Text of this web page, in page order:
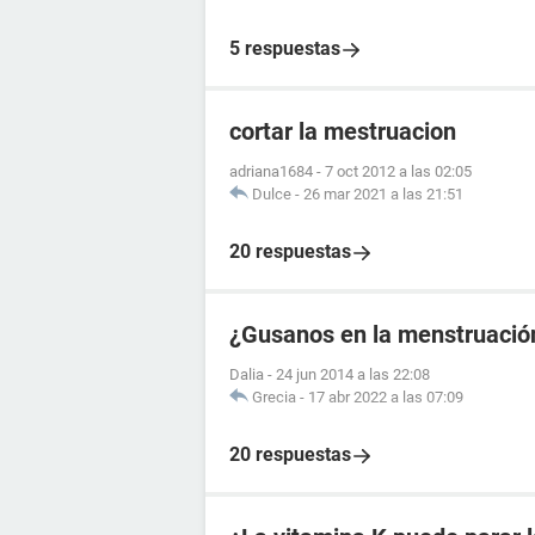
5 respuestas
cortar la mestruacion
adriana1684 - 7 oct 2012 a las 02:05
Dulce - 26 mar 2021 a las 21:51
20 respuestas
¿Gusanos en la
Dalia - 24 jun 2014 a las 22:08
Grecia - 17 abr 2022 a las 07:09
20 respuestas